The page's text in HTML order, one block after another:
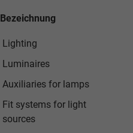
Bezeichnung
Lighting
Luminaires
Auxiliaries for lamps
Fit systems for light
sources